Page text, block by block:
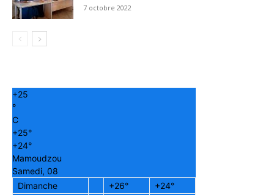
7 octobre 2022
+25
°
C
+25°
+24°
Mamoudzou
Samedi, 08
Dimanche
+26° +24°